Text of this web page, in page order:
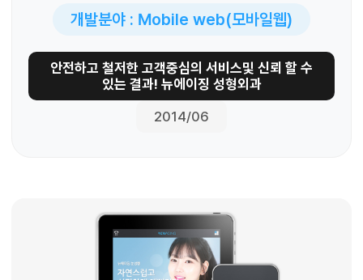
개발분야 : Mobile web(모바일웹)
안전하고 철저한 고객중심의 서비스및 신뢰 할 수
있는 결과! 뉴에이징 성형외과
2014/06